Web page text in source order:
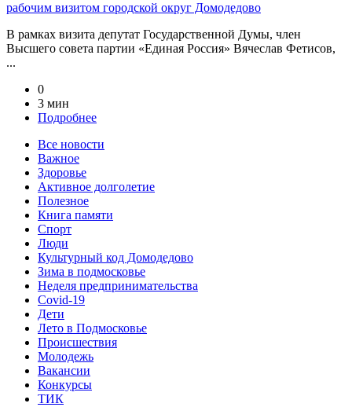
рабочим визитом городской округ Домодедово
В рамках визита депутат Государственной Думы, член
Высшего совета партии «Единая Россия» Вячеслав Фетисов,
...
0
3 мин
Подробнее
Все новости
Важное
Здоровье
Активное долголетие
Полезное
Книга памяти
Спорт
Люди
Культурный код Домодедово
Зима в подмосковье
Неделя предпринимательства
Covid-19
Дети
Лето в Подмосковье
Происшествия
Молодежь
Вакансии
Конкурсы
ТИК